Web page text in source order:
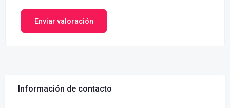
Enviar valoración
Información de contacto